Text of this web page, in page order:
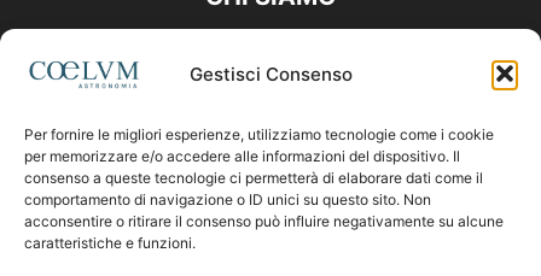
Gestisci Consenso
Per fornire le migliori esperienze, utilizziamo tecnologie come i cookie
per memorizzare e/o accedere alle informazioni del dispositivo. Il
consenso a queste tecnologie ci permetterà di elaborare dati come il
comportamento di navigazione o ID unici su questo sito. Non
acconsentire o ritirare il consenso può influire negativamente su alcune
caratteristiche e funzioni.
Contattaci:coelumastro@coelum.com
SEGUICI